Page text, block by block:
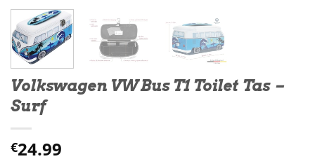
Volkswagen VW Bus T1 Toilet Tas –
Surf
€24.99